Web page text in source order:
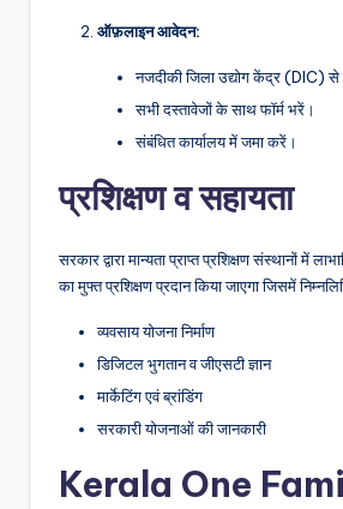
ऑफ़लाइन आवेदन:
नजदीकी जिला उद्योग केंद्र (DIC) से
सभी दस्तावेजों के साथ फॉर्म भरें।
संबंधित कार्यालय में जमा करें।
प्रशिक्षण व सहायता
सरकार द्वारा मान्यता प्राप्त प्रशिक्षण संस्थानों में
का मुफ्त प्रशिक्षण प्रदान किया जाएगा जिसमें
व्यवसाय योजना निर्माण
डिजिटल भुगतान व जीएसटी ज्ञान
मार्केटिंग एवं ब्रांडिंग
सरकारी योजनाओं की जानकारी
Kerala One